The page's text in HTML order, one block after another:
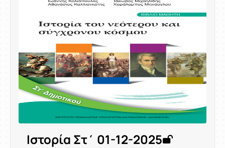
Ιστορία Στ΄ 01-12-2025